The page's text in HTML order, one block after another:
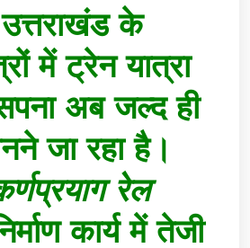
उत्तराखंड के
में ट्रेन यात्रा
अब जल्द ही
जा रहा है।
रेल
कार्य में तेजी